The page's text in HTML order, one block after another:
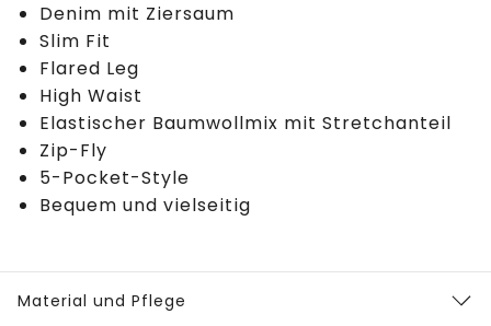
Denim mit Ziersaum
Slim Fit
Flared Leg
High Waist
Elastischer Baumwollmix mit Stretchanteil
Zip-Fly
5-Pocket-Style
Bequem und vielseitig
Material und Pflege